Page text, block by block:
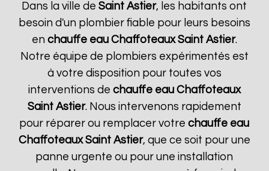
Dans la ville deSaint Astier, les habitants ont
besoin d'un plombier fiable pour leurs besoins
en chauffe eau Chaffoteaux Saint Astier.
Notre équipe de plombiers expérimentés est
à votre disposition pour toutes vos
interventions de chauffe eau Chaffoteaux
Saint Astier. Nous intervenons rapidement
pour réparer ou remplacer votrechauffe eau
Chaffoteaux Saint Astier, que ce soit pour une
panne urgente ou pour une installation